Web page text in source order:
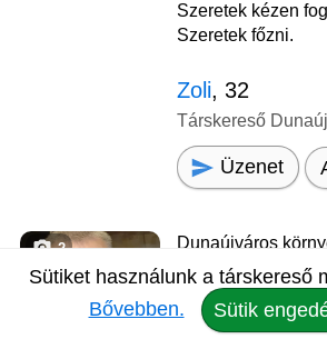
Szeretek kézen
Szeretek főzni.
Zoli, 32
Társkereső
Üzenet
2
Dunaújváros
leendő társam.
hátha itt
Igyekszem
Sütiket használunk a társkereső
Bővebben.
Sütik